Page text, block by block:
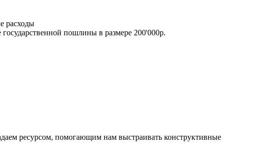
расходы
пошлины в размере 200'000р.
ресурсом, помогающим нам выстраивать конструктивные